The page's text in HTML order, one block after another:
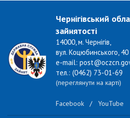
Чернігівський
зайнятості
14000, м. Чернігів,
вул. Коцюбинського, 40
e-mail:
тел.: (0462) 73-01-69
(переглянути на карті)
Facebook / YouTube